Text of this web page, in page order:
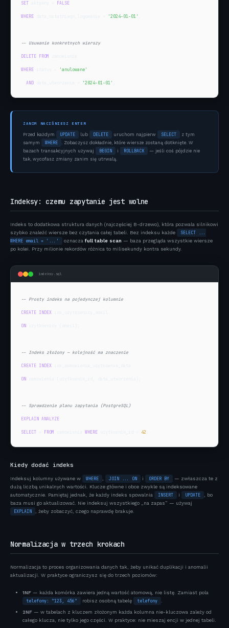
SET FALSE
WHERE '2024-01-01'
-- Usuwanie konkretnych wierszy
DELETE FROM
WHERE 'anulowane'
AND '2024-01-01'
ZANIM NACIŚNIESZ ENTER
Przed każdym UPDATE lub DELETE uruchom najpierw SELECT
z tym
samym
WHERE
. Zobaczysz dokładnie, które wiersze zostaną dotknięte. W
bazach transakcyjnych używaj
BEGIN i ROLLBACK
— jeśli coś pójdzie nie
tak, wycofasz zmiany zanim się utrwalą.
Indeksy: czemu zapytanie jest wolne
Indeks to dodatkowa struktura danych (najczęściej B-drzewo), która pozwala silnikowi
szybko znaleźć wiersze bez czytania całej tabeli. Bez indeksu każde
SELECT ...
WHERE email = '...'
oznacza full table scan — baza przegląda wszystkie wiersze
po kolei. Przy milionie rekordów różnica to milisekundy kontra sekundy.
indeksy.sql
-- Prosty indeks na pojedynczej kolumnie
CREATE INDEX
ON
-- Indeks złożony — kolejność ma znaczenie
CREATE INDEX
ON
-- Sprawdzenie planu zapytania (PostgreSQL)
EXPLAIN ANALYZE
SELECT FROM WHERE 42
Kiedy dodać indeks
Indeksuj kolumny używane w WHERE JOIN ... ON i ORDER BY
— zwłaszcza te z
dużą liczbą unikalnych wartości. Klucze główne i obce zwykle są indeksowane
automatycznie. Pamiętaj jednak, że każdy indeks spowalnia
INSERT i UPDATE
, bo
baza musi go aktualizować. Nie indeksuj wszystkiego „na zapas” — używaj
EXPLAIN , żeby zobaczyć, czego naprawdę brakuje.
Normalizacja w trzech krokach
Normalizacja to proces organizowania danych tak, żeby unikać duplikacji i anomalii
aktualizacji. W praktyce ograniczysz się do trzech poziomów:
1NF — każda komórka zawiera jedną wartość atomową, nie listę. Zamiast pola
telefony: "123, 456" robisz osobną tabelę telefony
2NF — w tabelach z kluczem złożonym każda kolumna nie-kluczowa zależy od
całego klucza, nie tylko jego części. W praktyce: nie mieszaj encji w jednej tabeli.